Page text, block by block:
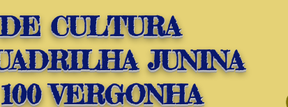
CULTURA
JUNINA
VERGONHA